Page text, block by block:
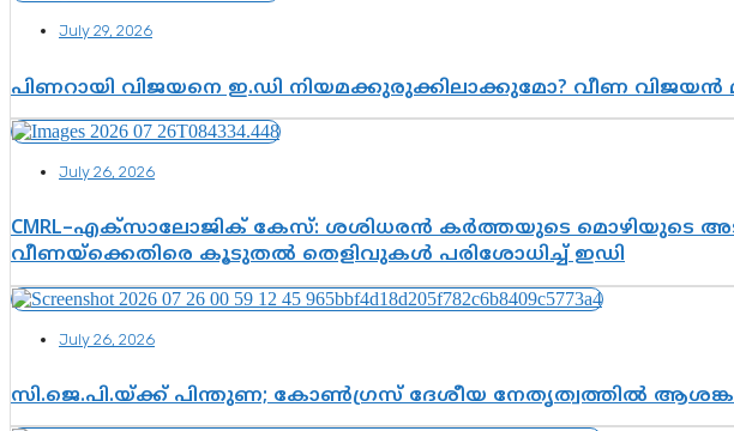
July 29, 2026
പിണറായി വിജയനെ ഇ.ഡി നിയമക്കുരുക്കിലാക്കുമോ? വീണ
July 26, 2026
CMRL–എക്‌സാലോജിക് കേസ്: ശശിധരൻ കർത്തയുടെ മൊഴിയുടെ
വീണയ്‌ക്കെതിരെ കൂടുതൽ തെളിവുകൾ പരിശോധിച്ച് ഇഡി
July 26, 2026
സി.ജെ.പി.യ്ക്ക് പിന്തുണ; കോൺഗ്രസ് ദേശീയ നേതൃത്വത്തിൽ